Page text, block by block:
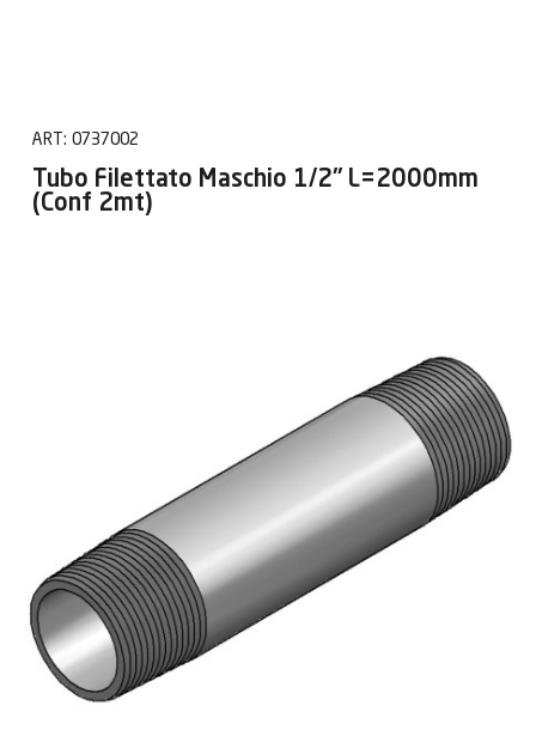
ART: 0737002
Tubo Filettato Maschio 1/2" L=2000mm
(Conf 2mt)